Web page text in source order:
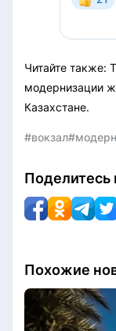
Читайте также:
модернизации
Казахстане.
#вокзал
Поделитесь
Похожие